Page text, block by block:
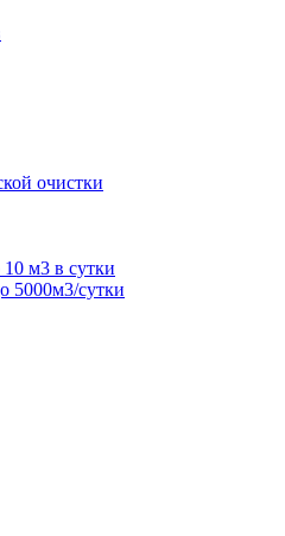
очистки
м3 в сутки
5000м3/сутки